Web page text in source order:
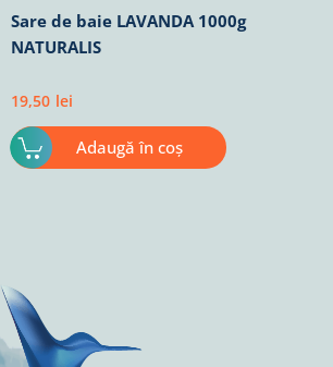
Sare de baie LAVANDA 1000g
NATURALIS
19,50 lei
Adaugă în coș